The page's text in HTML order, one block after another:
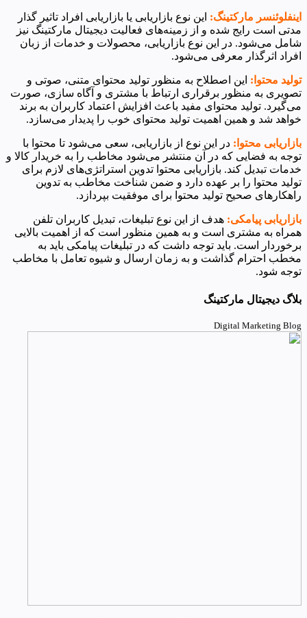
اینفلوئنسر مارکتینگ: این نوع بازاریابی یا بازاریابی افراد تاثیر گذار
مدتی است رایج شده و از زمینه‌های فعالیت دیجیتال مارکتینگ نیز
شامل می‌شود. در این نوع بازاریابی، محصولات و خدمات از زبان
افراد اثرگذار معرفی می‌شود.
تولید محتوا: این اصطلاح به منظور تولید محتوای متنی، صوتی و
تصویری به منظور برقراری ارتباط با مشتری و آگاه سازی، صورت
می‌گیرد. تولید محتوای مفید باعث افزایش اعتماد کاربران به برند
خواهد شد و همین اهمیت تولید محتوای خوب را پدیدار می‌سازد.
بازاریابی محتوا: در این نوع از بازاریابی، سعی می‌شود تا محتوا با
توجه به فضایی که در آن منتشر می‌شود مخاطب را به خریدار کالا و
خدمات تبدیل کند. بازاریابی محتوا تدوین استراتژی‌های لازم برای
تولید محتوا را بر عهده دارد و ضمن شناخت مخاطب به تدوین
راهکارهای صحیح تولید محتوا برای موفقیت بپردازد.
بازاریابی پیامکی: هدف از این نوع تبلیغات، تبدیل کاربران تلفن
همراه به مشتری است و به همین منظور است که از اهمیت بالایی
برخوردار است. باید توجه داشت که در تبلیغات پیامکی باید به
مخطب احترام گذاشت و به زمان ارسال و شیوه تعامل با مخاطب
توجه شود.
بلاگ دیجیتال مارکتینگ
Digital Marketing Blog